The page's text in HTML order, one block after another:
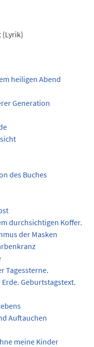
(Lyrik)
heiligen Abend
Generation
des Buches
durchsichtigen Koffer.
der Masken
Tagessterne.
Geburtstagstext.
Auftauchen
meine Kinder